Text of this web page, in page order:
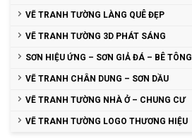
VẼ TRANH TƯỜNG LÀNG QUÊ ĐẸP
VẼ TRANH TƯỜNG 3D PHÁT SÁNG
SƠN HIỆU ỨNG – SƠN GIẢ ĐÁ – BÊ TÔNG
VẼ TRANH CHÂN DUNG – SƠN DẦU
VẼ TRANH TƯỜNG NHÀ Ở – CHUNG CƯ
VẼ TRANH TƯỜNG LOGO THƯƠNG HIỆU